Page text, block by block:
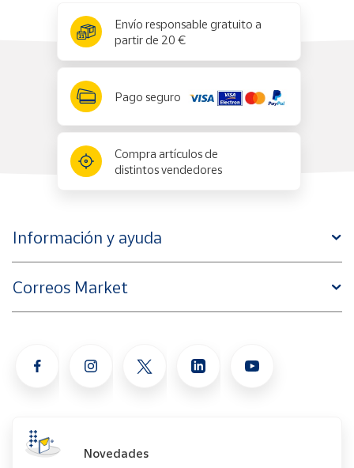
Envío responsable gratuito a
partir de 20 €
Pago seguro
Compra artículos de
distintos vendedores
Información y ayuda
Correos Market
Novedades